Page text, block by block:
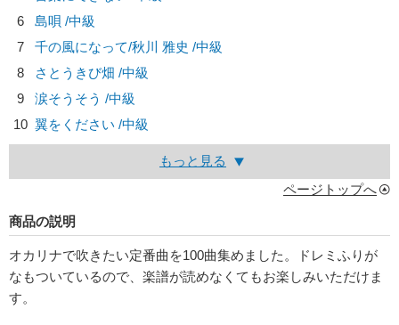
6
島唄 /中級
7
千の風になって/秋川 雅史 /中級
8
さとうきび畑 /中級
9
涙そうそう /中級
10 翼をください /中級
もっと見る
ページトップへ
商品の説明
オカリナで吹きたい定番曲を100曲集めました。ドレミふりが
なもついているので、楽譜が読めなくてもお楽しみいただけま
す。